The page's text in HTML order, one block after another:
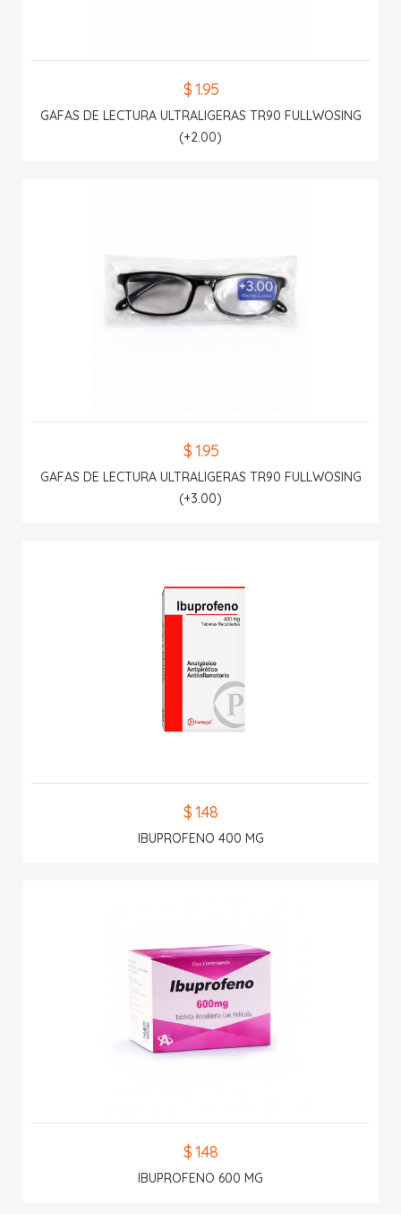
$ 1.95
GAFAS DE LECTURA ULTRALIGERAS TR90 FULLWOSING
(+2.00)
$ 1.95
GAFAS DE LECTURA ULTRALIGERAS TR90 FULLWOSING
(+3.00)
$ 1.48
IBUPROFENO 400 MG
$ 1.48
IBUPROFENO 600 MG